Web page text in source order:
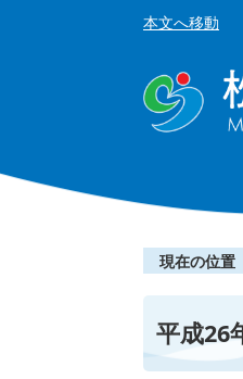
本文へ移動
現在の位置
平成26